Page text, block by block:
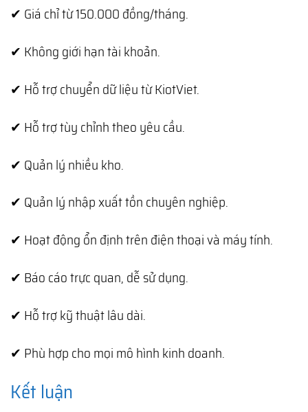
✔ Giá chỉ từ 150.000 đồng/tháng.
✔ Không giới hạn tài khoản.
✔ Hỗ trợ chuyển dữ liệu từ KiotViet.
✔ Hỗ trợ tùy chỉnh theo yêu cầu.
✔ Quản lý nhiều kho.
✔ Quản lý nhập xuất tồn chuyên nghiệp.
✔ Hoạt động ổn định trên điện thoại và máy tính.
✔ Báo cáo trực quan, dễ sử dụng.
✔ Hỗ trợ kỹ thuật lâu dài.
✔ Phù hợp cho mọi mô hình kinh doanh.
Kết luận